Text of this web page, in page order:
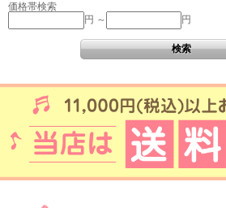
価格帯検索
円 ～
円